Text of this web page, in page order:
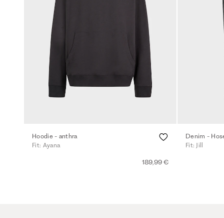
Hoodie - anthra
Fit: Ayana
189,99 €
Denim -
Fit: Jill